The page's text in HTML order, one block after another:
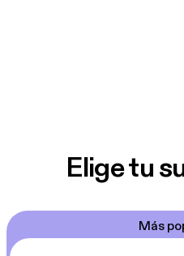
Elige tu
Más